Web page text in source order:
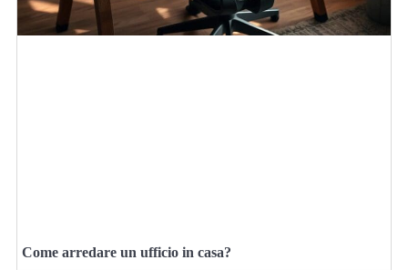
Come arredare un ufficio in casa?